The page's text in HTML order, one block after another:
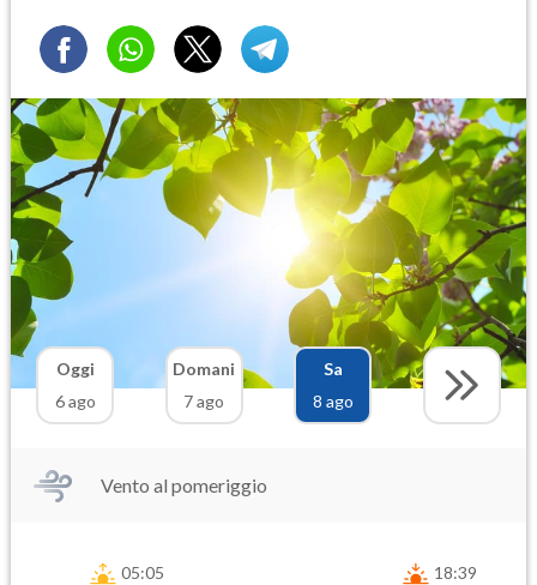
Oggi
6 ago
Domani
7 ago
Sa
8 ago
Vento al pomeriggio
05:05 18:39